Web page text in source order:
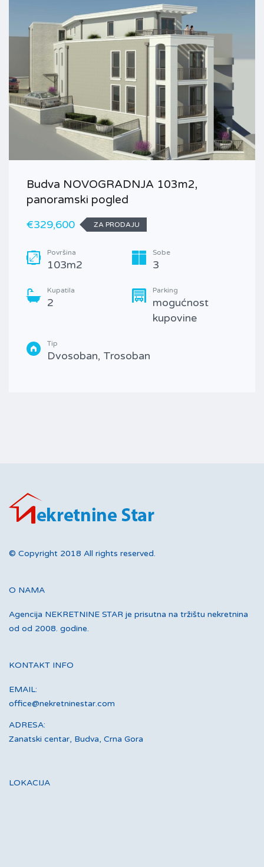
Budva NOVOGRADNJA 103m2,
panoramski pogled
€329,600
ZA PRODAJU
Površina
103m2
Sobe
3
Kupatila
2
Parking
mogućnost
kupovine
Tip
Dvosoban, Trosoban
© Copyright 2018 All rights reserved.
O NAMA
Agencija NEKRETNINE STAR je prisutna na tržištu nekretnina
od od 2008. godine.
KONTAKT INFO
EMAIL:
office@nekretninestar.com
ADRESA:
Zanatski centar, Budva, Crna Gora
LOKACIJA